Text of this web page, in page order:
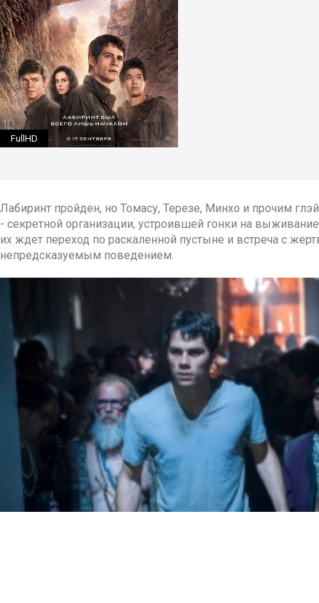
FullHD
Лабиринт пройден, но Томасу, Терезе, Минхо и прочим
- секретной организации, устроившей гонки на
их ждет переход по раскаленной пустыне и встреча с
непредсказуемым поведением.